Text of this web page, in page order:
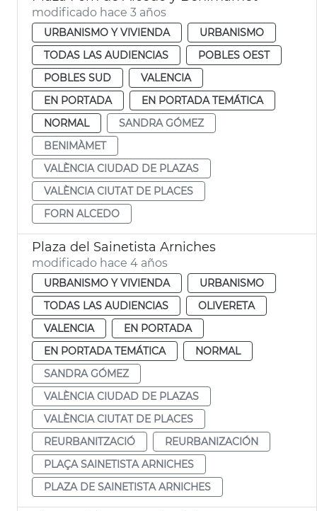
modificado hace 3 años
URBANISMO Y VIVIENDA
URBANISMO
TODAS LAS AUDIENCIAS
POBLES OEST
POBLES SUD
VALENCIA
EN PORTADA
EN PORTADA TEMÁTICA
NORMAL
SANDRA GÓMEZ
BENIMÀMET
VALÈNCIA CIUDAD DE PLAZAS
VALÈNCIA CIUTAT DE PLACES
FORN ALCEDO
Plaza del Sainetista Arniches
modificado hace 4 años
URBANISMO Y VIVIENDA
URBANISMO
TODAS LAS AUDIENCIAS
OLIVERETA
VALENCIA
EN PORTADA
EN PORTADA TEMÁTICA
NORMAL
SANDRA GÓMEZ
VALÈNCIA CIUDAD DE PLAZAS
VALÈNCIA CIUTAT DE PLACES
REURBANITZACIÓ
REURBANIZACIÓN
PLAÇA SAINETISTA ARNICHES
PLAZA DE SAINETISTA ARNICHES